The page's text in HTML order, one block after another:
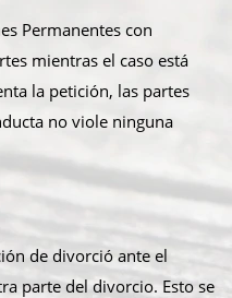
Permanentes con
mientras el caso está
la petición, las partes
no viole ninguna
de divorció ante el
parte del divorcio. Esto se